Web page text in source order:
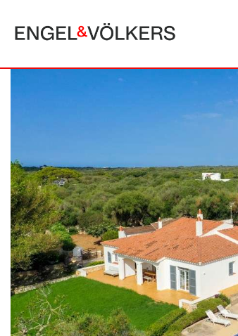
BÚGER
CALA SAN VICENTE
CAMPANET
FORMENTOR
MANRESA-MAL PAS
PLAYA DE MURO
POLLENSA